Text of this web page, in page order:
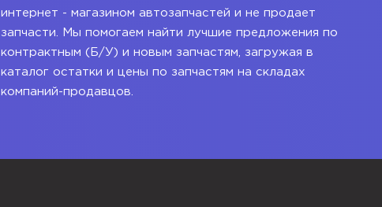
интернет - магазином автозапчастей и не продает
запчасти. Мы помогаем найти лучшие предложения по
контрактным (Б/У) и новым запчастям, загружая в
каталог остатки и цены по запчастям на складах
компаний-продавцов.